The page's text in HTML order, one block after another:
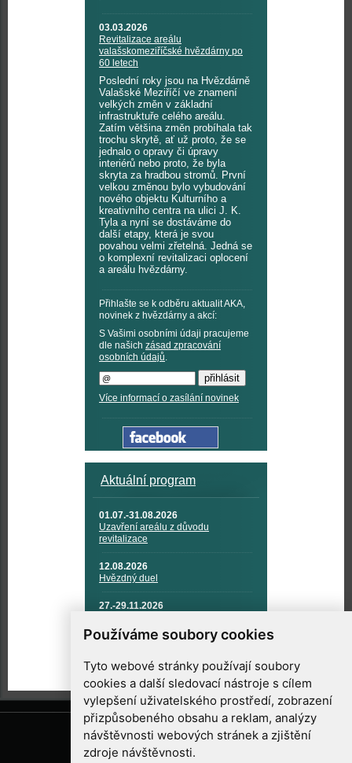
Používáme soubory cookies
Tyto webové stránky používají soubory
cookies a další sledovací nástroje s cílem
vylepšení uživatelského prostředí, zobrazení
přizpůsobeného obsahu a reklam, analýzy
návštěvnosti webových stránek a zjištění
zdroje návštěvnosti.
03.03.2026
Revitalizace areálu
valašskomeziříčské hvězdárny po
60 letech
Poslední roky jsou na Hvězdárně
Valašské Meziříčí ve znamení
velkých změn v základní
infrastruktuře celého areálu.
Zatím většina změn probíhala tak
trochu skrytě, ať už proto, že se
jednalo o opravy či úpravy
interiérů nebo proto, že byla
skryta za hradbou stromů. První
velkou změnou bylo vybudování
nového objektu Kulturního a
kreativního centra na ulici J. K.
Tyla a nyní se dostáváme do
další etapy, která je svou
povahou velmi zřetelná. Jedná se
o komplexní revitalizaci oplocení
a areálu hvězdárny.
Přihlašte se k odběru aktualit AKA,
novinek z hvězdárny a akcí:
S Vašimi osobními údaji pracujeme
dle našich zásad zpracování
osobních údajů.
Více informací o zasílání novinek
Aktuální program
01.07.-31.08.2026
Uzavření areálu z důvodu
revitalizace
12.08.2026
Hvězdný duel
27.-29.11.2026
TECHNIKA A KOSMICKÉ
TECHNOLOGIE